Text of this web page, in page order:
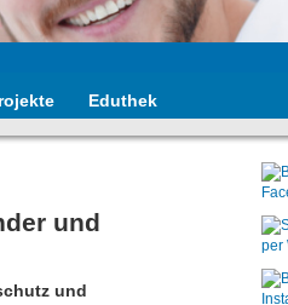
Eduthek
und
und